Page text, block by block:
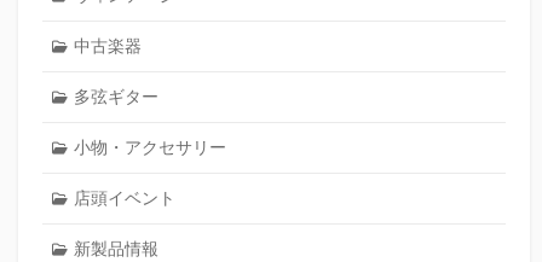
中古楽器
多弦ギター
小物・アクセサリー
店頭イベント
新製品情報